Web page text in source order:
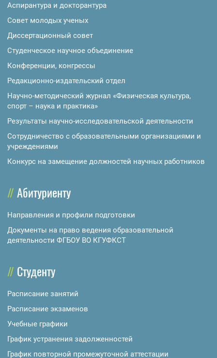
Аспирантура и докторантура
Совет молодых ученых
Диссертационный совет
Студенческое научное объединение
Конференции, конгрессы
Редакционно-издательский отдел
Научно-методический журнал «Физическая культура,
спорт – наука и практика»
Результаты научно-исследовательской деятельности
Сотрудничество с образовательными организациями и
учреждениями
Конкурс на замещение должностей научных работников
Абитуриенту
Направления и профили подготовки
Документы на право ведения образовательной
деятельности ФГБОУ ВО КГУФКСТ
Студенту
Расписание занятий
Расписание экзаменов
Учебные графики
График устранения задолженностей
График повторной промежуточной аттестации